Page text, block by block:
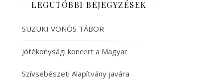
LEGUTÓBBI BEJEGYZÉSEK
SUZUKI VONÓS TÁBOR
Jótékonysági koncert a Magyar
Szívsebészeti Alapítvány javára